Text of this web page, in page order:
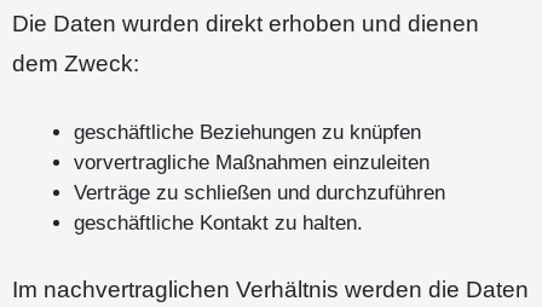
Die Daten wurden direkt erhoben und dienen
dem Zweck:
geschäftliche Beziehungen zu knüpfen
vorvertragliche Maßnahmen einzuleiten
Verträge zu schließen und durchzuführen
geschäftliche Kontakt zu halten.
Im nachvertraglichen Verhältnis werden die Daten